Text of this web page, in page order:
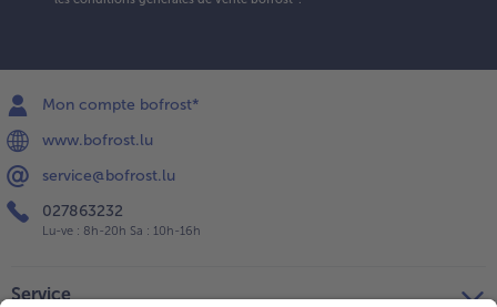
Mon compte bofrost*
www.bofrost.lu
service@bofrost.lu
027863232
Lu-ve : 8h-20h Sa : 10h-16h
Service